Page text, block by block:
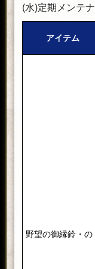
(水)定期メンテ
アイテム
野望の御縁鈴・の